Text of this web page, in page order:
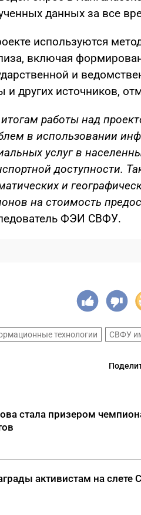
данных за все
используются
включая
и
и других источников,
работы над
в использовании
услуг в
доступности.
и
на стоимость
ФЭИ СВФУ.
технологии СВФУ
стала призером
активистам на слете